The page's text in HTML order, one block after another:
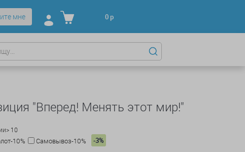
мне 0р
"Вперед! Менять этот мир!"
> 10
10% Самовывоз-10% -3%